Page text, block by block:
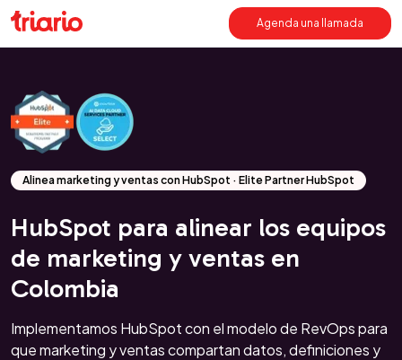
Agenda una llamada
Alinea marketing y ventas con HubSpot · Elite Partner HubSpot
HubSpot para alinear los equipos
de marketing y ventas en
Colombia
Implementamos HubSpot con el modelo de RevOps para
que marketing y ventas compartan datos, definiciones y